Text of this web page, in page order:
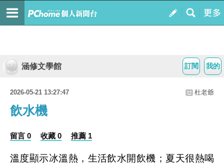
我的
訂閱
涵修文學館
2026-05-21 13:27:47 杜老爺
飲水機
留言 0 收藏 0 推薦 1
溫度顯示冰溫熱，生活飲水開飲機；夏天很熱喝